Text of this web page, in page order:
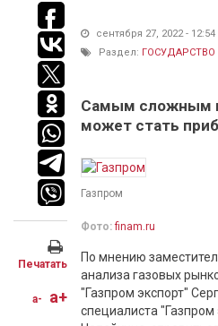
Печатать
a- a+
сентября 27, 2022 - 12:54
Раздел: ГОСУДАРСТВО
Самым сложным
может стать
Газпром
Фото:finam.ru
По мнению
анализа газовых
"Газпром экспорт"
специалиста